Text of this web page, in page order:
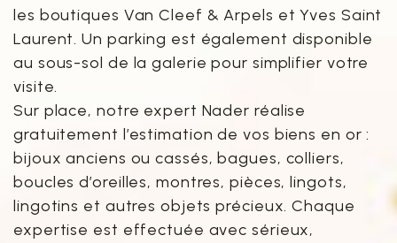
les boutiques Van Cleef & Arpels et Yves Saint
Laurent. Un parking est également disponible
au sous-sol de la galerie pour simplifier votre
visite.
Sur place, notre expert Nader réalise
gratuitement l’estimation de vos biens en or :
bijoux anciens ou cassés, bagues, colliers,
boucles d’oreilles, montres, pièces, lingots,
lingotins et autres objets précieux. Chaque
expertise est effectuée avec sérieux,